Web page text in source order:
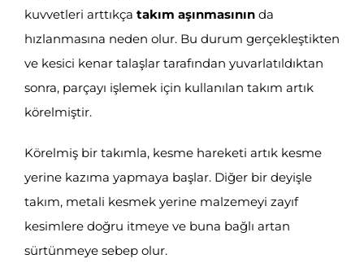
kuvvetleri arttıkça takım aşınmasınında
hızlanmasına neden olur. Bu durum gerçekleştikten
ve kesici kenar talaşlar tarafından yuvarlatıldıktan
sonra, parçayı işlemek için kullanılan takım artık
körelmiştir.
Körelmiş bir takımla, kesme hareketi artık kesme
yerine kazıma yapmaya başlar. Diğer bir deyişle
takım, metali kesmek yerine malzemeyi zayıf
kesimlere doğru itmeye ve buna bağlı artan
sürtünmeye sebep olur.